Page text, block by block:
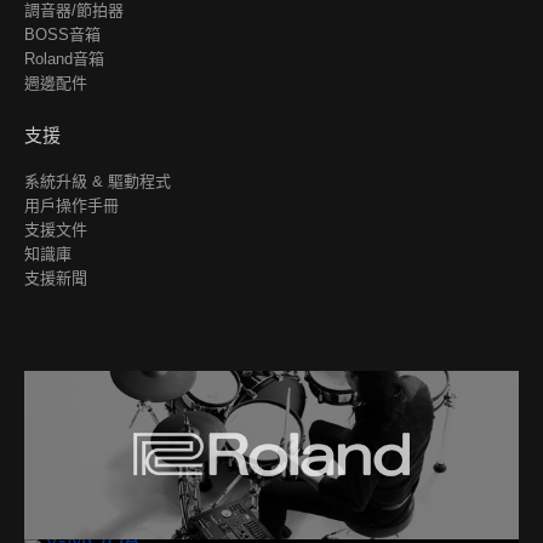
調音器/節拍器
BOSS音箱
Roland音箱
週邊配件
支援
系統升級 & 驅動程式
用戶操作手冊
支援文件
知識庫
支援新聞